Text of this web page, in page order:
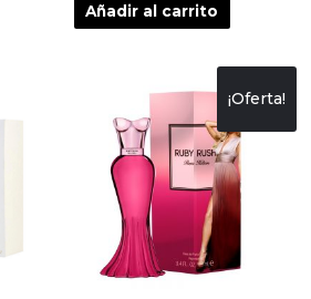
Añadir al carrito
¡Oferta!